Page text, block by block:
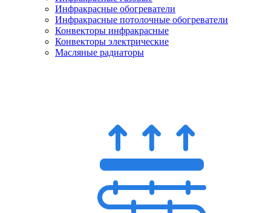
Инфракрасные обогреватели
Инфракрасные потолочные обогреватели
Конвекторы инфракрасные
Конвекторы электрические
Масляные радиаторы